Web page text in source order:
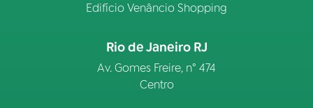
Edifício Venâncio Shopping
Rio de Janeiro RJ
Av. Gomes Freire, n° 474
Centro